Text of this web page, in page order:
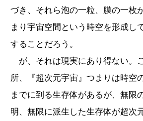
づき、それら泡の一粒、膜の一枚
まり宇宙空間という時空を形成し
することだろう。
が、それは現実にあり得ない。
所、『超次元宇宙』つまりは時空
までに到る生存体があるが、無限
明、無限に派生した生存体が超次